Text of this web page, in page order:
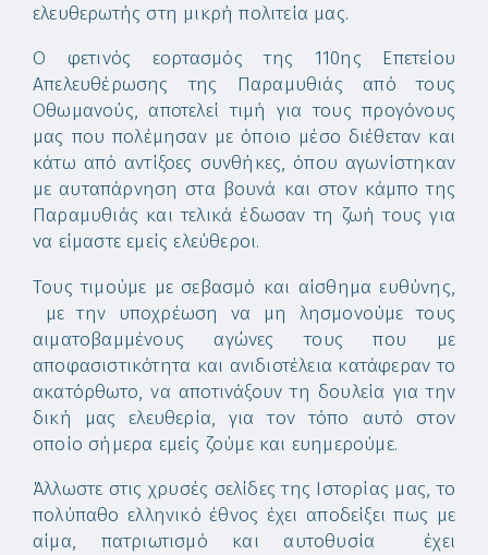
ελευθερωτής στη μικρή πολιτεία μας.
Ο φετινός εορτασμός της 110ης Επετείου
Απελευθέρωσης της Παραμυθιάς από τους
Οθωμανούς, αποτελεί τιμή για τους προγόνους
μας που πολέμησαν με όποιο μέσο διέθεταν και
κάτω από αντίξοες συνθήκες, όπου αγωνίστηκαν
με αυταπάρνηση στα βουνά και στον κάμπο της
Παραμυθιάς και τελικά έδωσαν τη ζωή τους για
να είμαστε εμείς ελεύθεροι.
Τους τιμούμε με σεβασμό και αίσθημα ευθύνης,
με την υποχρέωση να μη λησμονούμε τους
αιματοβαμμένους αγώνες τους που με
αποφασιστικότητα και ανιδιοτέλεια κατάφεραν το
ακατόρθωτο, να αποτινάξουν τη δουλεία για την
δική μας ελευθερία, για τον τόπο αυτό στον
οποίο σήμερα εμείς ζούμε και ευημερούμε.
Άλλωστε στις χρυσές σελίδες της Ιστορίας μας, το
πολύπαθο ελληνικό έθνος έχει αποδείξει πως με
αίμα, πατριωτισμό και αυτοθυσία έχει